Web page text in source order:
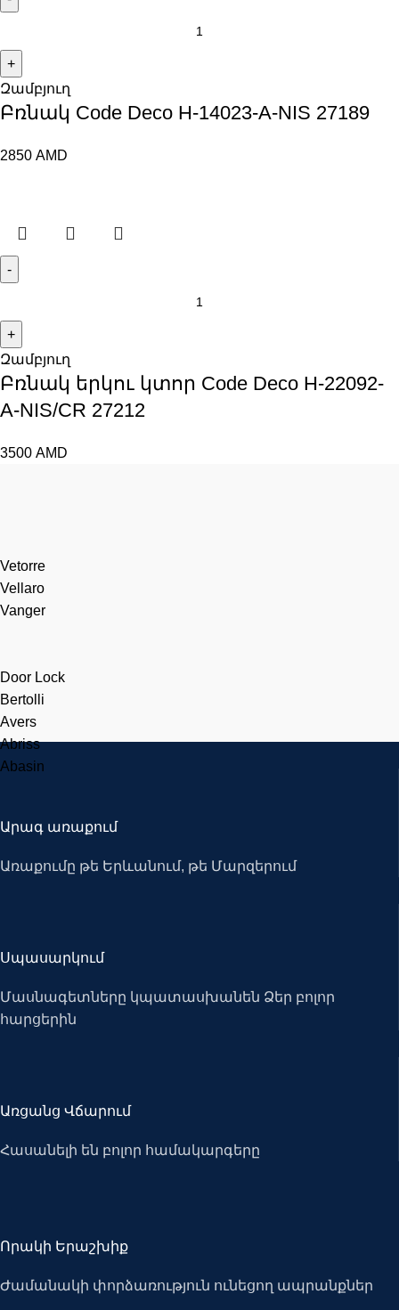
Զամբյուղ
Բռնակ Code Deco H-14023-A-NIS 27189
2850 AMD
Զամբյուղ
Բռնակ երկու կտոր Code Deco H-22092-
A-NIS/CR 27212
3500 AMD
Vetorre
Vellaro
Vanger
Door Lock
Bertolli
Avers
Abriss
Abasin
Արագ առաքում
Առաքումը թե Երևանում, թե Մարզերում
Սպասարկում
Մասնագետները կպատասխանեն Ձեր բոլոր
հարցերին
Առցանց Վճարում
Հասանելի են բոլոր համակարգերը
Որակի Երաշխիք
Ժամանակի փորձառություն ունեցող ապրանքներ